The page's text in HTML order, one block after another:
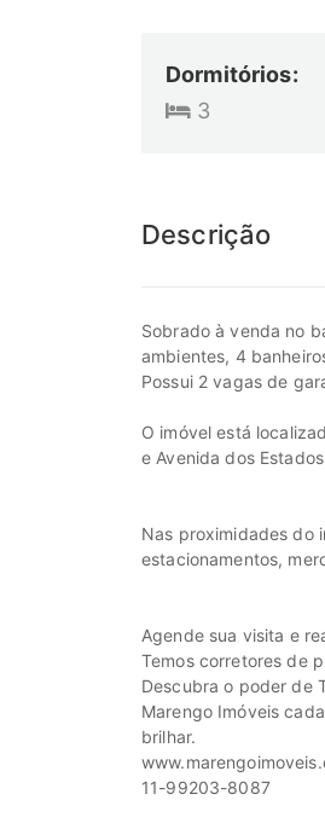
Dormitórios:
3
Descrição
Sobrado à venda no
ambientes, 4
Possui 2 vagas de
O imóvel está
e Avenida dos
Nas proximidades do
estacionamentos,
Agende sua visita e
Temos corretores de
Descubra o poder de
Marengo Imóveis
brilhar.
11-99203-8087